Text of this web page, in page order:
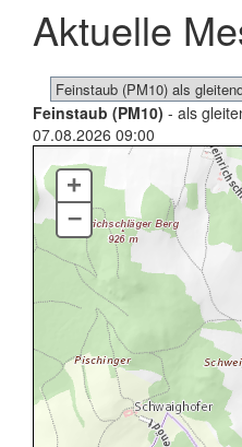
Aktuelle
Feinstaub (PM10) - als
07.08.2026 09:00
+
–